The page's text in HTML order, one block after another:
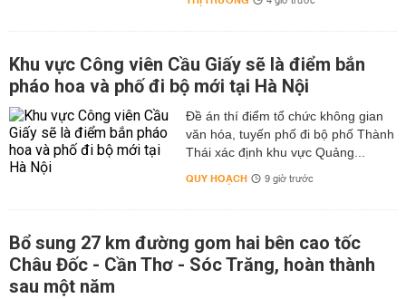
Khu vực Công viên Cầu Giấy sẽ là điểm bắn
pháo hoa và phố đi bộ mới tại Hà Nội
Đề án thí điểm tổ chức không gian
văn hóa, tuyến phố đi bộ phố Thành
Thái xác định khu vực Quảng...
QUY HOẠCH 9 giờ trước
Bổ sung 27 km đường gom hai bên cao tốc
Châu Đốc - Cần Thơ - Sóc Trăng, hoàn thành
sau một năm